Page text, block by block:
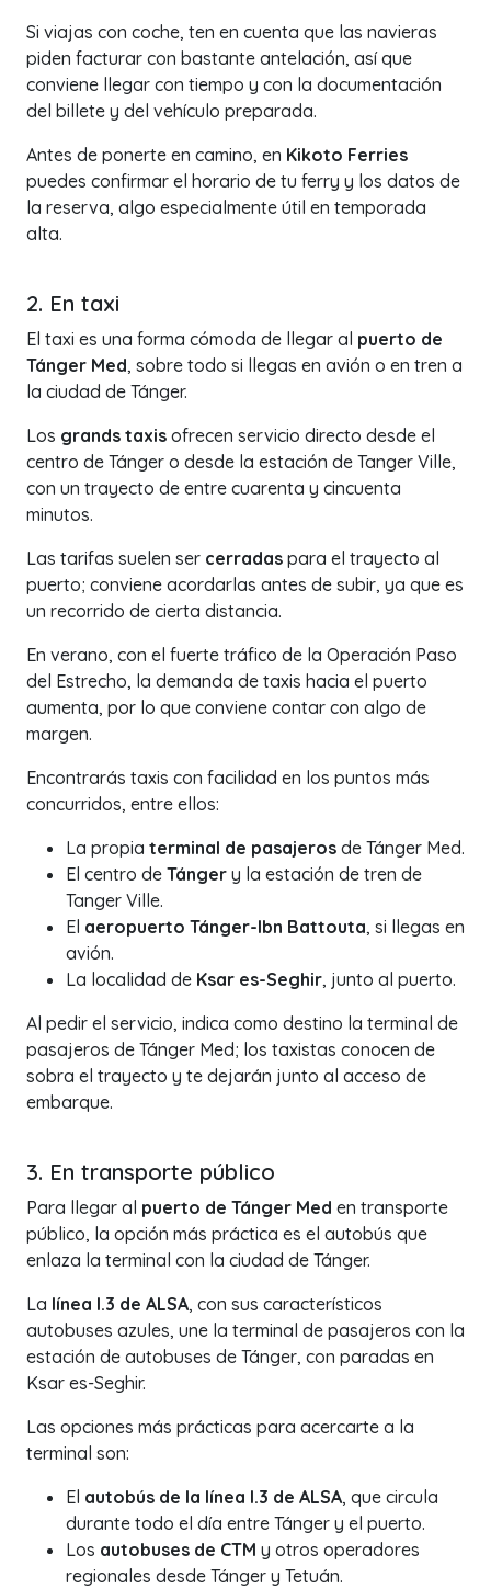
Si viajas con coche, ten en cuenta que las navieras
piden facturar con bastante antelación, así que
conviene llegar con tiempo y con la documentación
del billete y del vehículo preparada.
Antes de ponerte en camino, en Kikoto Ferries
puedes confirmar el horario de tu ferry y los datos de
la reserva, algo especialmente útil en temporada
alta.
2. En taxi
El taxi es una forma cómoda de llegar al puerto de
Tánger Med, sobre todo si llegas en avión o en tren a
la ciudad de Tánger.
Los grands taxis ofrecen servicio directo desde el
centro de Tánger o desde la estación de Tanger Ville,
con un trayecto de entre cuarenta y cincuenta
minutos.
Las tarifas suelen ser cerradas para el trayecto al
puerto; conviene acordarlas antes de subir, ya que es
un recorrido de cierta distancia.
En verano, con el fuerte tráfico de la Operación Paso
del Estrecho, la demanda de taxis hacia el puerto
aumenta, por lo que conviene contar con algo de
margen.
Encontrarás taxis con facilidad en los puntos más
concurridos, entre ellos:
La propia terminal de pasajeros de Tánger Med.
El centro de Tánger y la estación de tren de
Tanger Ville.
El aeropuerto Tánger-Ibn Battouta, si llegas en
avión.
La localidad de Ksar es-Seghir, junto al puerto.
Al pedir el servicio, indica como destino la terminal de
pasajeros de Tánger Med; los taxistas conocen de
sobra el trayecto y te dejarán junto al acceso de
embarque.
3. En transporte público
Para llegar al puerto de Tánger Med en transporte
público, la opción más práctica es el autobús que
enlaza la terminal con la ciudad de Tánger.
La línea I.3 de ALSA, con sus característicos
autobuses azules, une la terminal de pasajeros con la
estación de autobuses de Tánger, con paradas en
Ksar es-Seghir.
Las opciones más prácticas para acercarte a la
terminal son:
El autobús de la línea I.3 de ALSA, que circula
durante todo el día entre Tánger y el puerto.
Los autobuses de CTM y otros operadores
regionales desde Tánger y Tetuán.